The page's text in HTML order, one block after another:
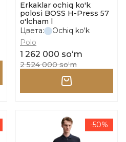
Erkaklar ochiq ko'k
polosi BOSS H-Press 57
o'lcham l
Цвета:
Ochiq ko'k
Polo
1 262 000 soʻm
2 524 000 soʻm
-50%